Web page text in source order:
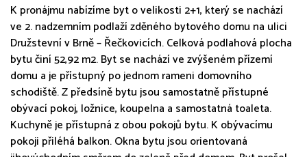
K pronájmu nabízíme byt o velikosti 2+1, který se nachází
ve 2. nadzemním podlaží zděného bytového domu na ulici
Družstevní v Brně – Řečkovicích. Celková podlahová plocha
bytu činí 52,92 m2. Byt se nachází ve zvýšeném přízemí
domu a je přístupný po jednom rameni domovního
schodiště. Z předsíně bytu jsou samostatně přístupné
obývací pokoj, ložnice, koupelna a samostatná toaleta.
Kuchyně je přístupná z obou pokojů bytu. K obývacímu
pokoji přiléhá balkon. Okna bytu jsou orientovaná